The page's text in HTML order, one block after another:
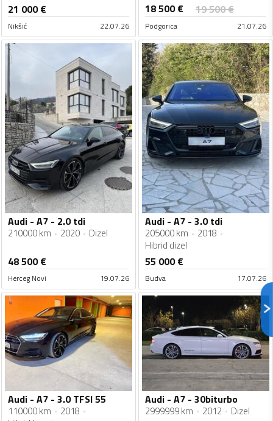
21 000€
Nikšić 22.07.26
18 500€ 19 500€
Podgorica 21.07.26
Audi - A7 - 2.0 tdi
210000 km 2020 Dizel
48 500€
Herceg Novi 19.07.26
Audi - A7 - 3.0 tdi
205000 km
2018
Hibrid dizel
55 000€
Budva 17.07.26
Audi - A7 - 3.0 TFSI 55
110000 km
2018
Audi - A7 - 30biturbo
2999999 km 2012 Dizel